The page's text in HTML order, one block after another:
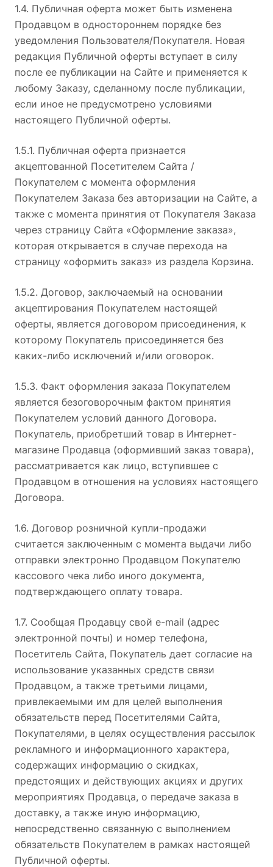
1.4. Публичная оферта может быть изменена
Продавцом в одностороннем порядке без
уведомления Пользователя/Покупателя. Новая
редакция Публичной оферты вступает в силу
после ее публикации на Сайте и применяется к
любому Заказу, сделанному после публикации,
если иное не предусмотрено условиями
настоящего Публичной оферты.
1.5.1. Публичная оферта признается
акцептованной Посетителем Сайта /
Покупателем с момента оформления
Покупателем Заказа без авторизации на Сайте, а
также с момента принятия от Покупателя Заказа
через страницу Сайта «Оформление заказа»,
которая открывается в случае перехода на
страницу «оформить заказ» из раздела Корзина.
1.5.2. Договор, заключаемый на основании
акцептирования Покупателем настоящей
оферты, является договором присоединения, к
которому Покупатель присоединяется без
каких-либо исключений и/или оговорок.
1.5.3. Факт оформления заказа Покупателем
является безоговорочным фактом принятия
Покупателем условий данного Договора.
Покупатель, приобретший товар в Интернет-
магазине Продавца (оформивший заказ товара),
рассматривается как лицо, вступившее с
Продавцом в отношения на условиях настоящего
Договора.
1.6. Договор розничной купли-продажи
считается заключенным с момента выдачи либо
отправки электронно Продавцом Покупателю
кассового чека либо иного документа,
подтверждающего оплату товара.
1.7. Сообщая Продавцу свой e-mail (адрес
электронной почты) и номер телефона,
Посетитель Сайта, Покупатель дает согласие на
использование указанных средств связи
Продавцом, а также третьими лицами,
привлекаемыми им для целей выполнения
обязательств перед Посетителями Сайта,
Покупателями, в целях осуществления рассылок
рекламного и информационного характера,
содержащих информацию о скидках,
предстоящих и действующих акциях и других
мероприятиях Продавца, о передаче заказа в
доставку, а также иную информацию,
непосредственно связанную с выполнением
обязательств Покупателем в рамках настоящей
Публичной оферты.